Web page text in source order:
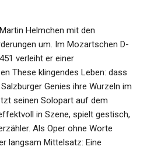
Helmchen mit den
um. Im Mozartschen D-
verleiht er einer
These klingendes Leben: dass
Genies ihre Wurzeln im
seinen Solopart auf dem
in Szene, spielt gestisch,
Als Oper ohne Worte
langsam Mittelsatz: Eine